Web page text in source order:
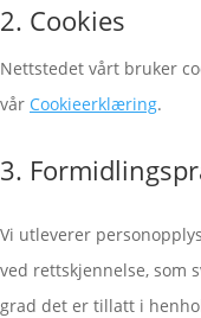
2. Cookies
Nettstedet vårt bruker
vår Cookieerklæring.
3.
Vi utleverer
ved rettskjennelse, som
grad det er tillatt i